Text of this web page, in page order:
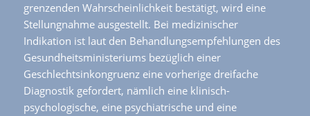
grenzenden Wahrscheinlichkeit bestätigt, wird eine
Stellungnahme ausgestellt. Bei medizinischer
Indikation ist laut den Behandlungsempfehlungen des
Gesundheitsministeriums bezüglich einer
Geschlechtsinkongruenz eine vorherige dreifache
Diagnostik gefordert, nämlich eine klinisch-
psychologische, eine psychiatrische und eine